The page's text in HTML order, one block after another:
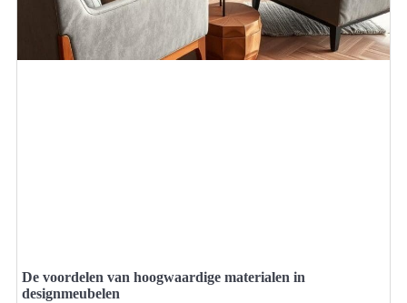
De voordelen van hoogwaardige materialen in
designmeubelen